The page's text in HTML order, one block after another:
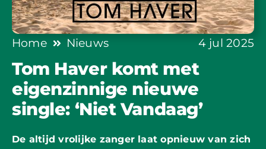
Home Nieuws 4 jul 2025
Tom Haver komt met
eigenzinnige nieuwe
single: ‘Niet Vandaag’
De altijd vrolijke zanger laat opnieuw van zich